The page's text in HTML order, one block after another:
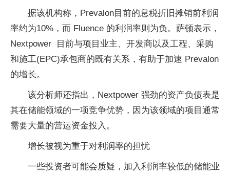
据该机构称，Prevalon目前的息税折旧摊销前利润
率约为10%，而 Fluence 的利润率则为负。萨顿表示，
Nextpower 目前与项目业主、开发商以及工程、采购
和施工(EPC)承包商的既有关系，有助于加速 Prevalon
的增长。
该分析师还指出，Nextpower 强劲的资产负债表是
其在储能领域的一项竞争优势，因为该领域的项目通常
需要大量的营运资金投入。
增长被视为重于对利润率的担忧
一些投资者可能会质疑，加入利润率较低的储能业